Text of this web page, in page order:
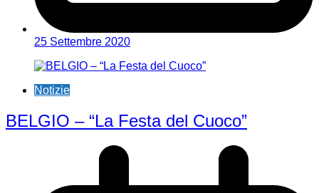
25 Settembre 2020
Notizie
BELGIO – “La Festa del Cuoco”